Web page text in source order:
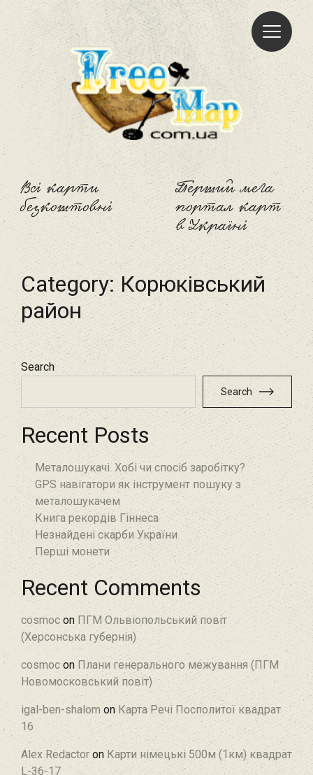
Всі карти
безкоштовні
Freemap
Перший мега
портал карт
в Україні
Category:Корюківський
район
Search
Search
Recent Posts
Металошукачі. Хобі чи спосіб заробітку?
GPS навігатори як інструмент пошуку з
металошукачем
Книга рекордів Гіннеса
Незнайдені скарби України
Перші монети
Recent Comments
cosmoc on ПГМ Ольвіопольський повіт
(Херсонська губернія)
cosmoc on Плани генерального межування (ПГМ
Новомосковський повіт)
igal-ben-shalom on Карта Речі Посполитої квадрат
16
Alex Redactor on Карти німецькі 500м (1км) квадрат
L-36-17